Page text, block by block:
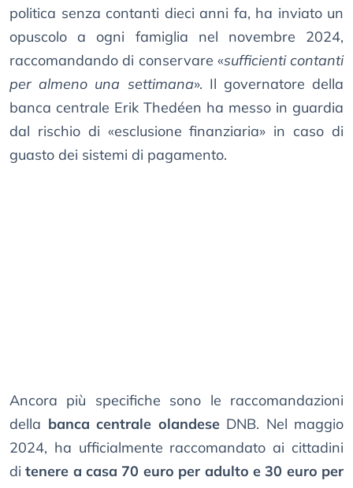
politica senza contanti dieci anni fa, ha inviato un
opuscolo a ogni famiglia nel novembre 2024,
raccomandando di conservare «sufficienti contanti
per almeno una settimana». Il governatore della
banca centrale Erik Thedéen ha messo in guardia
dal rischio di «esclusione finanziaria» in caso di
guasto dei sistemi di pagamento.
Ancora più specifiche sono le raccomandazioni
della banca centrale olandeseDNB. Nel maggio
2024, ha ufficialmente raccomandato ai cittadini
ditenere a casa 70 euro per adulto e 30 euro per